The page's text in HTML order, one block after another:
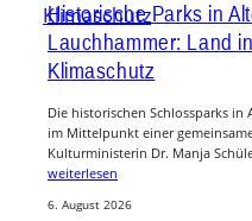
Historische Parks in
Lauchhammer: Land
Klimaschutz
Die historischen Schlossparks
im Mittelpunkt einer
Kulturministerin Dr. Manja
weiterlesen
6. August 2026